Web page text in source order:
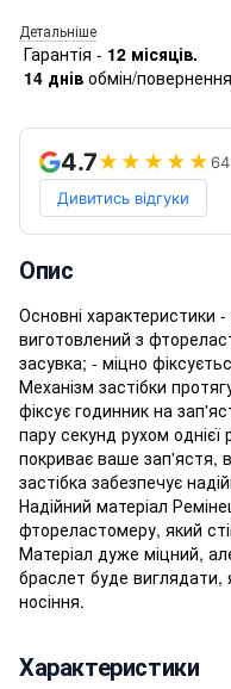
Детальніше
Гарантія - 12 місяців.
14 днів обмін/повернення
4.7★★★★★64
Дивитись відгуки
Опис
Основні характеристики
виготовлений з
засувка; - міцно
Механізм застібки
фіксує годинник на
пару секунд рухом
покриває ваше зап'ястя,
застібка забезпечує
Надійний матеріал
фтореластомеру, який
Матеріал дуже міцний,
браслет буде виглядати,
носіння.
Характеристики